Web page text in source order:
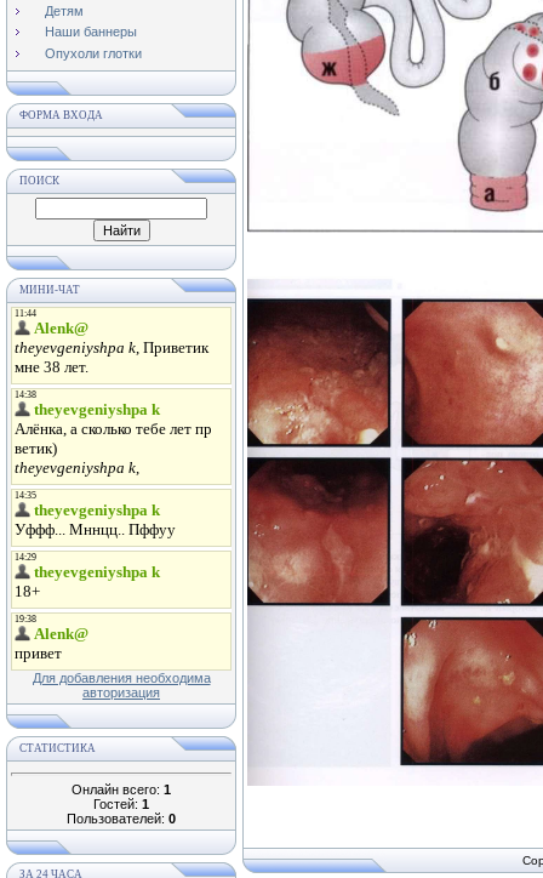
Детям
Наши баннеры
Опухоли глотки
ФОРМА ВХОДА
ПОИСК
МИНИ-ЧАТ
Для добавления необходима
авторизация
СТАТИСТИКА
Онлайн всего: 1
Гостей: 1
Пользователей: 0
ЗА 24 ЧАСА